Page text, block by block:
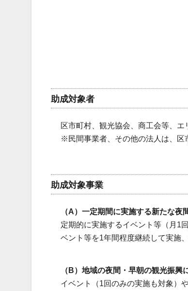
助成対象者
区市町村、観光協会、商工会等、
※民間事業者、その他の法人は、区
助成対象事業
（A）一定期間に実施する新たな夜
定期的に実施するイベント等（月1
ベント等を1年間程度継続して実施
（B）地域の夜間・早朝の観光振興
イベント（1回のみの実施も対象）